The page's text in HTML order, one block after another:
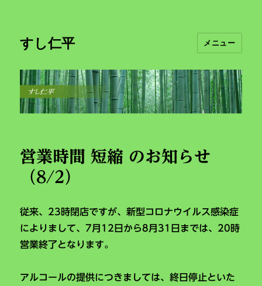
すし仁平 メニュー
営業時間 短縮 のお知らせ
（8/2）
従来、23時閉店ですが、新型コロナウイルス感染症
によりまして、7月12日から8月31日までは、20時
営業終了となります。
アルコールの提供につきましては、終日停止といた